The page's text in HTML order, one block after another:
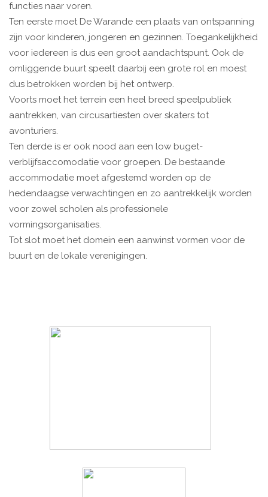
functies naar voren.
Ten eerste moet De Warande een plaats van ontspanning
zijn voor kinderen, jongeren en gezinnen. Toegankelijkheid
voor iedereen is dus een groot aandachtspunt. Ook de
omliggende buurt speelt daarbij een grote rol en moest
dus betrokken worden bij het ontwerp.
Voorts moet het terrein een heel breed speelpubliek
aantrekken, van circusartiesten over skaters tot
avonturiers.
Ten derde is er ook nood aan een low buget-
verblijfsaccomodatie voor groepen. De bestaande
accommodatie moet afgestemd worden op de
hedendaagse verwachtingen en zo aantrekkelijk worden
voor zowel scholen als professionele
vormingsorganisaties.
Tot slot moet het domein een aanwinst vormen voor de
buurt en de lokale verenigingen.